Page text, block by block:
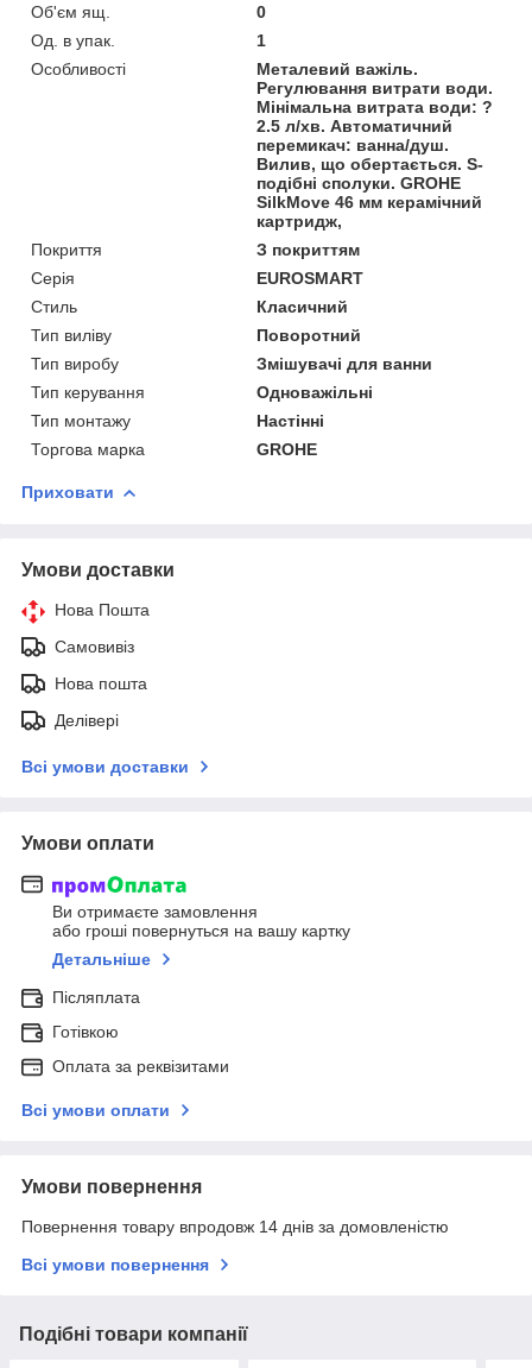
Об'єм ящ.
0
Од. в упак.
1
Особливості
Металевий важіль.
Регулювання витрати води.
Мінімальна витрата води: ?
2.5 л/хв. Автоматичний
перемикач: ванна/душ.
Вилив, що обертається. S-
подібні сполуки. GROHE
SilkMove 46 мм керамічний
картридж,
Покриття
З покриттям
Серія
EUROSMART
Стиль
Класичний
Тип виліву
Поворотний
Тип виробу
Змішувачі для ванни
Тип керування
Одноважільні
Тип монтажу
Настінні
Торгова марка
GROHE
Приховати
Умови доставки
Нова Пошта
Самовивіз
Нова пошта
Делівері
Всі умови доставки
Умови оплати
Ви отримаєте замовлення
або гроші повернуться на вашу картку
Детальніше
Післяплата
Готівкою
Оплата за реквізитами
Всі умови оплати
Умови повернення
Повернення товару впродовж 14 днів за домовленістю
Всі умови повернення
Подібні товари компанії